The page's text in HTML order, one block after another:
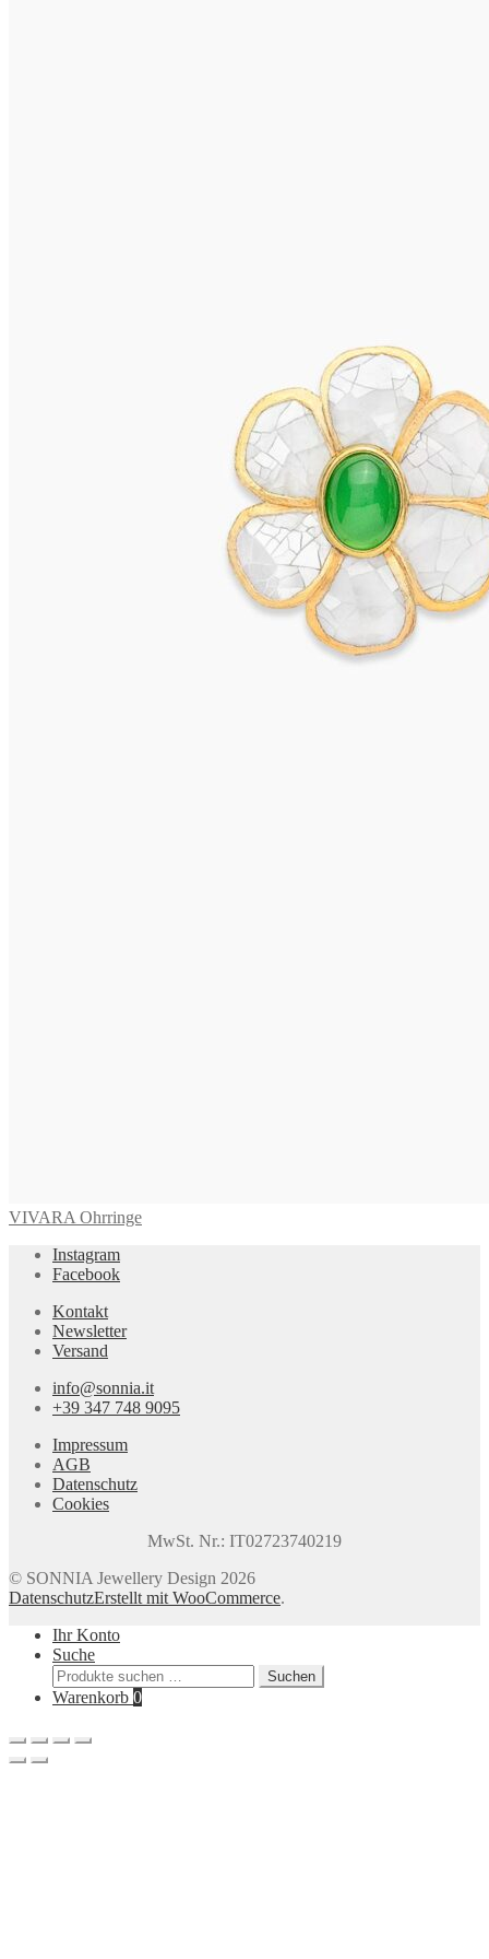
VIVARA Ohrringe
Instagram
Facebook
Kontakt
Newsletter
Versand
info@sonnia.it
+39 347 748 9095
Impressum
AGB
Datenschutz
Cookies
MwSt. Nr.: IT02723740219
© SONNIA Jewellery Design 2026
DatenschutzErstellt mit WooCommerce.
Ihr Konto
Suche
Suchen
nach:
Suchen
Warenkorb 0